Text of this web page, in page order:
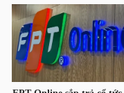
ĐÔNG
DƯƠNG